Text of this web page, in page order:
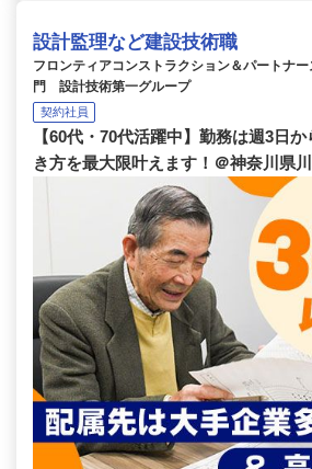
設計監理など建設技術職
フロンティアコンストラクション＆パートナ
門 設計技術第一グループ
契約社員
【60代・70代活躍中】勤務は週3日
き方を最大限叶えます！＠神奈川県